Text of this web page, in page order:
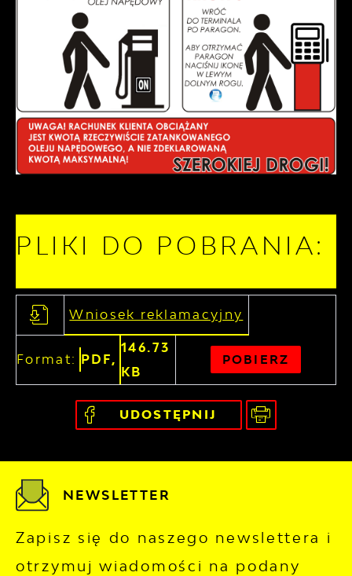
PLIKI DO POBRANIA:
Wniosek reklamacyjny
Format: PDF,
146.73
KB
POBIERZ
UDOSTĘPNIJ
NEWSLETTER
Zapisz się do naszego newslettera i
otrzymuj wiadomości na podany